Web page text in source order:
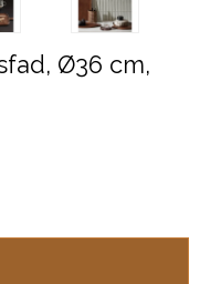
Ø36 cm,